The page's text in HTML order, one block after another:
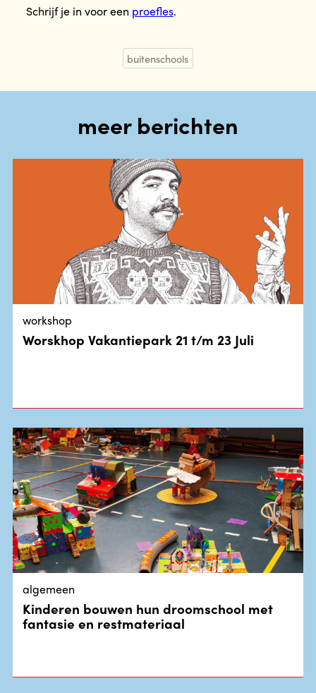
Schrijf je in voor een proefles.
buitenschools
meer berichten
workshop
Worskhop Vakantiepark 21 t/m 23 Juli
algemeen
Kinderen bouwen hun droomschool met
fantasie en restmateriaal